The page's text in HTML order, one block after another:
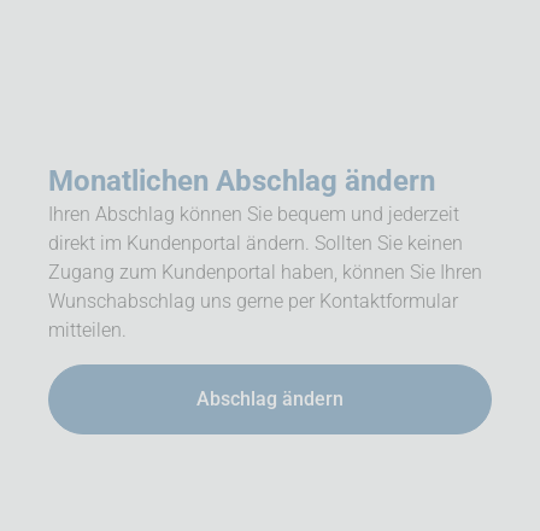
Monatlichen Abschlag ändern
Ihren Abschlag können Sie bequem und jederzeit
direkt im Kundenportal ändern. Sollten Sie keinen
Zugang zum Kundenportal haben, können Sie Ihren
Wunschabschlag uns gerne per Kontaktformular
mitteilen.
Abschlag ändern